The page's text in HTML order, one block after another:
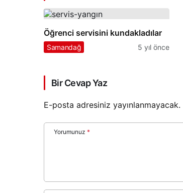
Öğrenci servisini kundakladılar
Samandağ 5 yıl önce
Bir Cevap Yaz
E-posta adresiniz yayınlanmayacak.
Yorumunuz *